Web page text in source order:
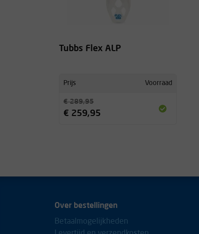
Tubbs Flex ALP
Prijs Voorraad
€ 289,95
€ 259,95
Over bestellingen
Betaalmogelijkheden